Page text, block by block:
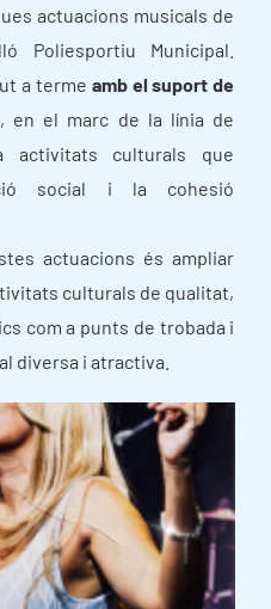
actuacions musicals de
Poliesportiu Municipal.
a terme amb el suport de
, en el marc de la línia de
activitats culturals que
social i la cohesió
actuacions és ampliar
culturals de qualitat,
com a punts de trobada i
diversa i atractiva.